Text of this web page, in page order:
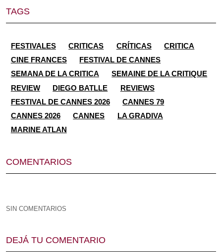
TAGS
FESTIVALES CRITICAS CRÍTICAS
CRITICA
CINE FRANCES
FESTIVAL DE CANNES
SEMANA DE LA CRITICA
SEMAINE DE LA CRITIQUE
REVIEW
DIEGO BATLLE
REVIEWS
FESTIVAL DE CANNES 2026
CANNES 79
CANNES 2026
CANNES
LA GRADIVA
MARINE ATLAN
COMENTARIOS
SIN COMENTARIOS
DEJÁ TU COMENTARIO